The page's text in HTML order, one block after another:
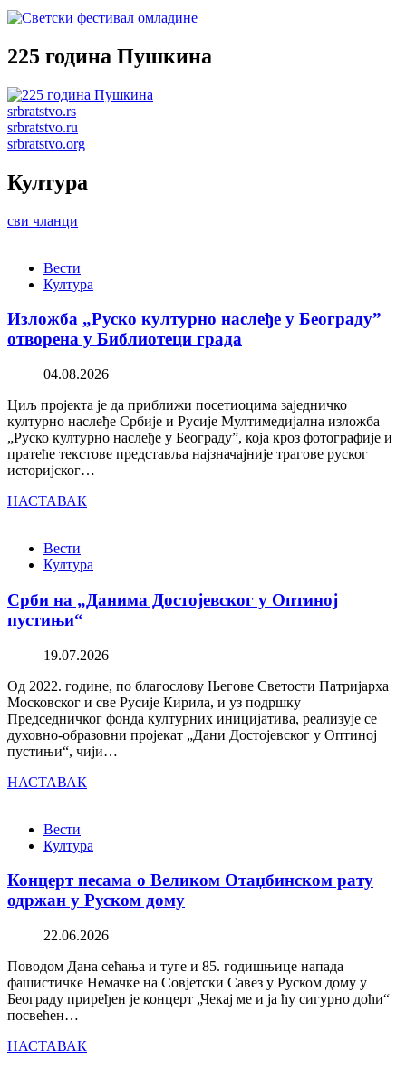
225 година Пушкина
srbratstvo.rs
srbratstvo.ru
srbratstvo.org
Култура
сви чланци
Вести
Култура
Изложба „Руско културно наслеђе у Београду”
отворена у Библиотеци града
04.08.2026
Циљ пројекта је да приближи посетиоцима заједничко
културно наслеђе Србије и Русије Мултимедијална изложба
„Руско културно наслеђе у Београду”, која кроз фотографије и
пратеће текстове представља најзначајније трагове руског
историјског…
НАСТАВАК
Вести
Култура
Срби на „Данима Достојевског у Оптиној
пустињи“
19.07.2026
Од 2022. године, по благослову Његове Светости Патријарха
Московског и све Русије Кирила, и уз подршку
Председничког фонда културних иницијатива, реализује се
духовно-образовни пројекат „Дани Достојевског у Оптиној
пустињи“, чији…
НАСТАВАК
Вести
Култура
Концерт песама о Великом Отаџбинском рату
одржан у Руском дому
22.06.2026
Поводом Дана сећања и туге и 85. годишњице напада
фашистичке Немачке на Совјетски Савез у Руском дому у
Београду приређен је концерт „Чекај ме и ја ћу сигурно доћи“
посвећен…
НАСТАВАК